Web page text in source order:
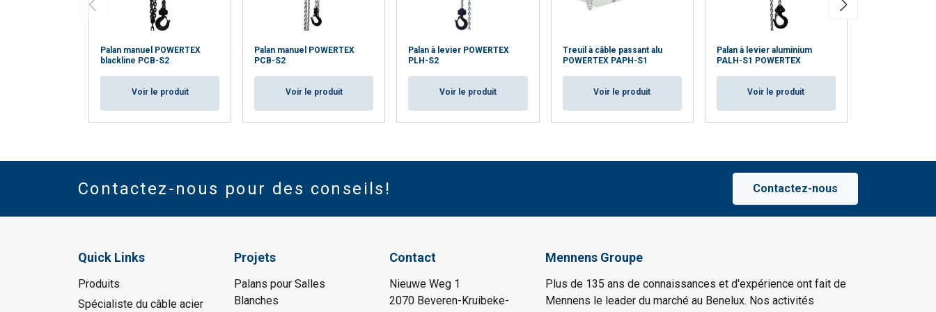
Palan manuel POWERTEX
blackline PCB-S2
Voir le produit
Palan manuel POWERTEX
PCB-S2
Voir le produit
Palan à levier POWERTEX
PLH-S2
Voir le produit
Treuil à câble passant alu
POWERTEX PAPH-S1
Voir le produit
Palan à levier aluminium
PALH-S1 POWERTEX
Voir le produit
Contactez-nous pour des conseils! Contactez-nous
Quick Links
Produits
Spécialiste du câble acier
Projets
Palans pour Salles
Blanches
Contact
Nieuwe Weg 1
2070 Beveren-Kruibeke-
Mennens Groupe
Plus de 135 ans de connaissances et d'expérience ont fait de
Mennens le leader du marché au Benelux. Nos activités